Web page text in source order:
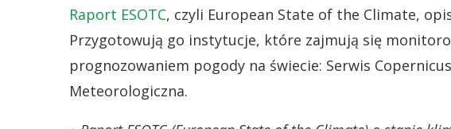
Raport ESOTC, czyli European State of the Climate,
Przygotowują go instytucje, które zajmują się
prognozowaniem pogody na świecie: Serwis
Meteorologiczna.